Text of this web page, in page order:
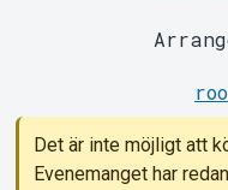
Det är inte möjligt att
Evenemanget har